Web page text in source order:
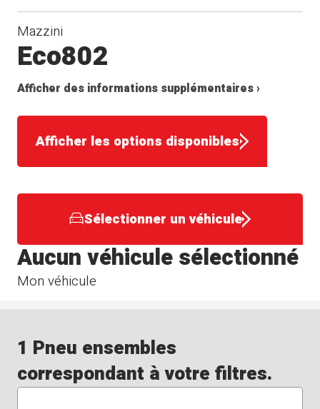
Mazzini
Eco802
Afficher des informations supplémentaires ›
Afficher les options disponibles
Sélectionner un véhicule
Mon véhicule
Aucun véhicule sélectionné
1 Pneu ensembles
correspondant à votre filtres.